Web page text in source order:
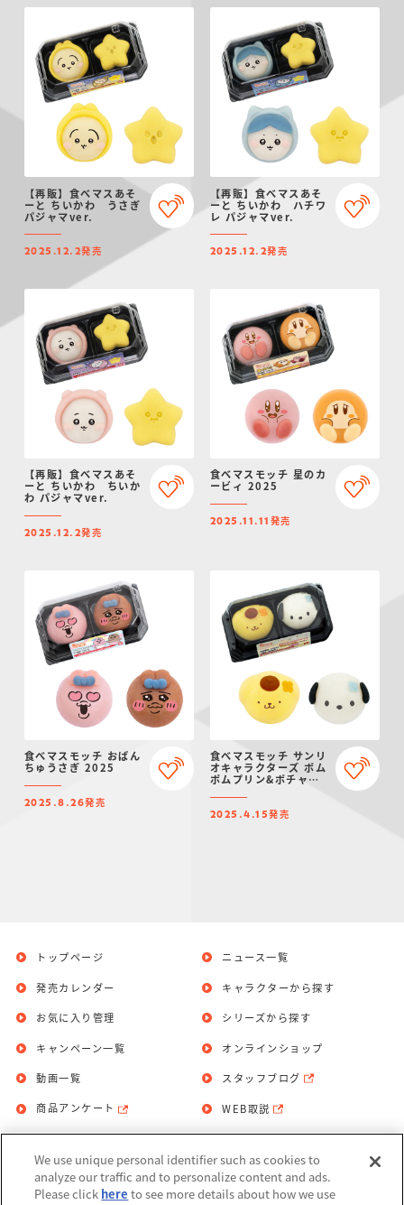
【再販】食べマスあそ
ーと ちいかわ うさぎ
パジャマver.
2025.12.2発売
【再販】食べマスあそ
ーと ちいかわ ハチワ
レ パジャマver.
2025.12.2発売
【再販】食べマスあそ
ーと ちいかわ ちいか
わ パジャマver.
2025.12.2発売
食べマスモッチ 星のカ
ービィ 2025
2025.11.11 発売
食べマスモッチ おぱん
ちゅうさぎ 2025
2025.8.26発売
食べマスモッチ サンリ
オキャラクターズ ポム
ポムプリン&ポチャッ
2025.4.15発売
トップページ
発売カレンダー
お気に入り管理
ニュース一覧
キャラクターから探す
シリーズから探す
キャンペーン一覧
動画一覧
商品アンケート
オンラインショップ
スタッフブログ
WEB取説
お問い合わせ 個人情報保護方針
We use unique personal identifier such as cookies to
analyze our traffic and to personalize content and ads.
Please click here to see more details about how we use